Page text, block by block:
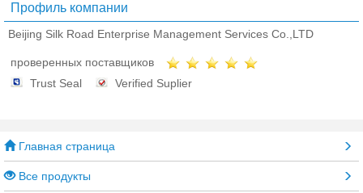
Профиль компании
Beijing Silk Road Enterprise Management Services Co.,LTD
проверенных поставщиков
Trust Seal
Verified Suplier
Главная страница
Все продукты